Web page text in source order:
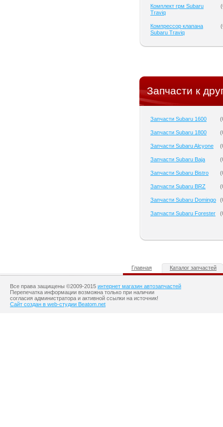
Комплект грм Subaru
Traviq
(
Компрессор клапана
Subaru Traviq
(
Запчасти к
Запчасти Subaru 1600 (
Запчасти Subaru 1800 (
Запчасти Subaru Alcyone (
Запчасти Subaru Baja (
Запчасти Subaru Bistro (
Запчасти Subaru BRZ (
Запчасти Subaru Domingo (
Запчасти Subaru Forester (
Главная Каталог запчастей
Все права защищены ©2009-2015 интернет магазин автозапчастей
Перепечатка информации возможна только при наличии
согласия администратора и активной ссылки на источник!
Сайт создан в web-студии Beatom.net